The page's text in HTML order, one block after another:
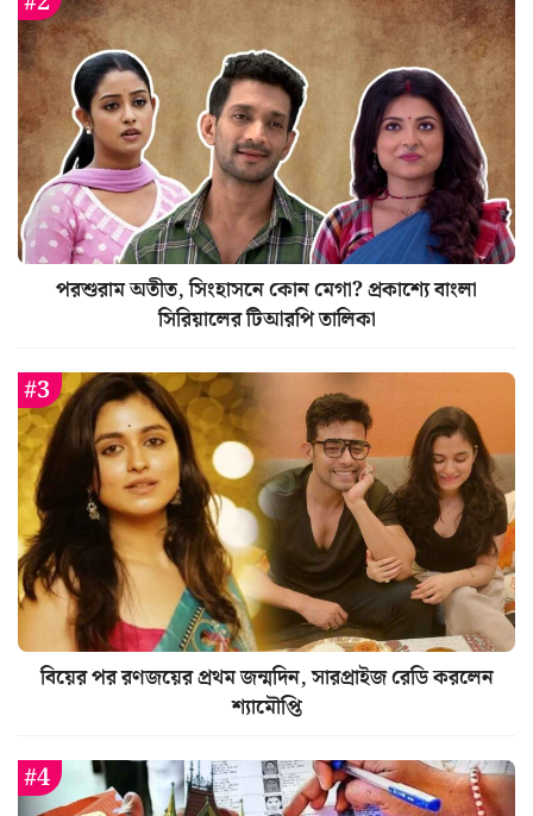
পরশুরাম অতীত, সিংহাসনে কোন মেগা? প্রকাশ্যে বাংলা
সিরিয়ালের টিআরপি তালিকা
বিয়ের পর রণজয়ের প্রথম জন্মদিন, সারপ্রাইজ রেডি করলেন
শ্যামৌপ্তি